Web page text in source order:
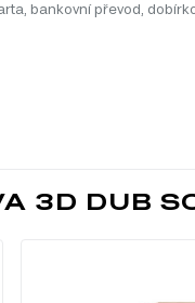
bankovní převod,
3D DUB